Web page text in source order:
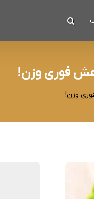
فوری وزن!
وزن!